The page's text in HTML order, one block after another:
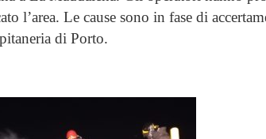
l’area. Le cause sono in fase di
di Porto.